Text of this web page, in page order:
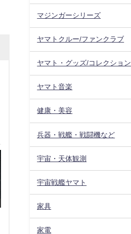
マジンガーシリーズ
ヤマトクルー/ファンクラブ
ヤマト・グッズ/コレクション
ヤマト音楽
健康・美容
兵器・戦艦・戦闘機など
宇宙・天体観測
宇宙戦艦ヤマト
家具
家電